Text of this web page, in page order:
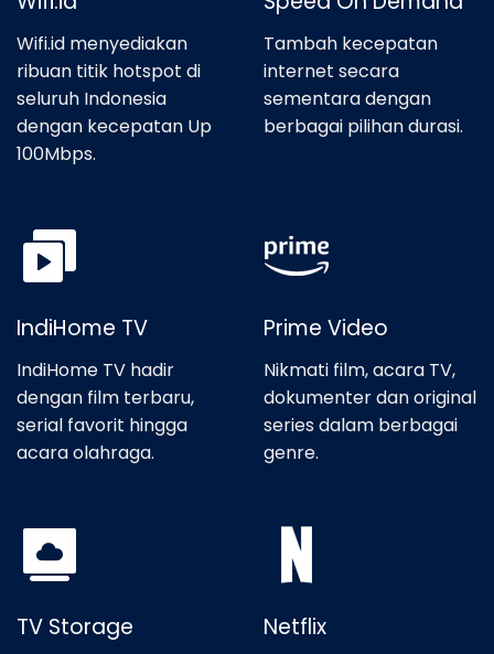
Wifi.id menyediakan
ribuan titik hotspot di
seluruh Indonesia
dengan kecepatan Up
100Mbps.
Tambah kecepatan
internet secara
sementara dengan
berbagai pilihan durasi.
IndiHome TV
IndiHome TV hadir
dengan film terbaru,
serial favorit hingga
acara olahraga.
Prime Video
Nikmati film, acara TV,
dokumenter dan original
series dalam berbagai
genre.
TV Storage Netflix